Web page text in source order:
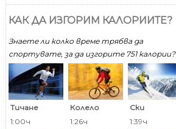
КАК ДА ИЗГОРИМ КАЛОРИИТЕ?
Знаете ли колко време трябва да
спортувате, за да изгорите 751 калoрии?
Тичане
1:00ч
Колело
1:26ч
Ски
1:39ч